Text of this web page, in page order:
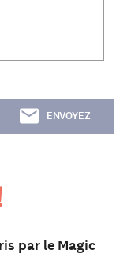
ENVOYEZ
par le Magic